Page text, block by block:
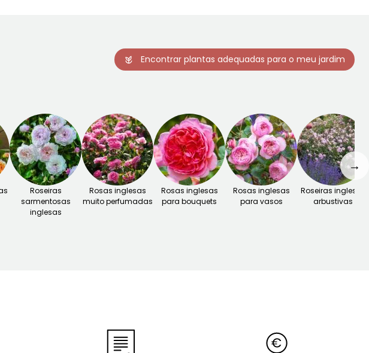
Encontrar plantas adequadas para o meu jardim
Roseiras
sarmentosas
inglesas
Rosas inglesas
muito perfumadas
Rosas inglesas
para bouquets
Rosas inglesas
para vasos
Roseiras inglesas
arbustivas
→